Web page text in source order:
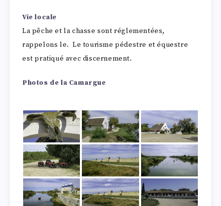
Vie locale
La pêche et la chasse sont réglementées,
rappelons le. Le tourisme pédestre et équestre
est pratiqué avec discernement.
Photos de la Camargue